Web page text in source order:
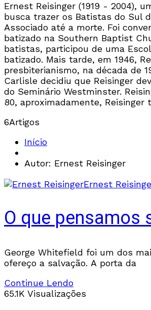
Ernest Reisinger (1919 - 2004),
busca trazer os Batistas do Sul
Associado até a morte. Foi
batizado na Southern Baptist
batistas, participou de uma
batizado. Mais tarde, em 1946,
presbiterianismo, na década de
Carlisle decidiu que Reisinger
do Seminário Westminster.
80, aproximadamente,
6Artigos
Início
Autor: Ernest Reisinger
Ernest
O que pensamos
George Whitefield foi um dos
ofereço a salvação. A porta da
Continue Lendo
65.1K Visualizações